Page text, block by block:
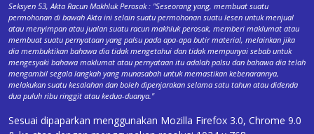
Seksyen 53, Akta Racun Makhluk Perosak : "Seseorang yang, membuat suatu
permohonan di bawah Akta ini selain suatu permohonan suatu lesen untuk menjual
atau menyimpan atau jualan suatu racun makhluk perosak, memberi maklumat atau
membuat suatu pernyataan yang palsu pada apa-apa butir material, melainkan jika
dia membuktikan bahawa dia tidak mengetahui dan tidak mempunyai sebab untuk
mengesyaki bahawa maklumat atau pernyataan itu adalah palsu dan bahawa dia telah
mengambil segala langkah yang munasabah untuk memastikan kebenarannya,
melakukan suatu kesalahan dan boleh dipenjarakan selama satu tahun atau didenda
dua puluh ribu ringgit atau kedua-duanya."
Sesuai dipaparkan menggunakan Mozilla Firefox 3.0, Chrome 9.0